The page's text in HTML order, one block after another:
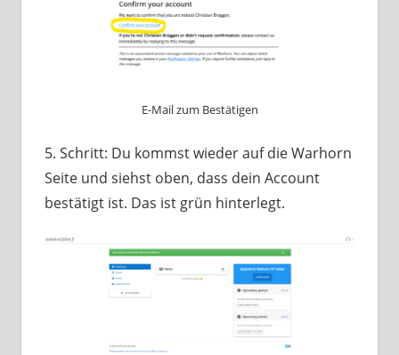
E-Mail zum Bestätigen
5. Schritt: Du kommst wieder auf die Warhorn
Seite und siehst oben, dass dein Account
bestätigt ist. Das ist grün hinterlegt.